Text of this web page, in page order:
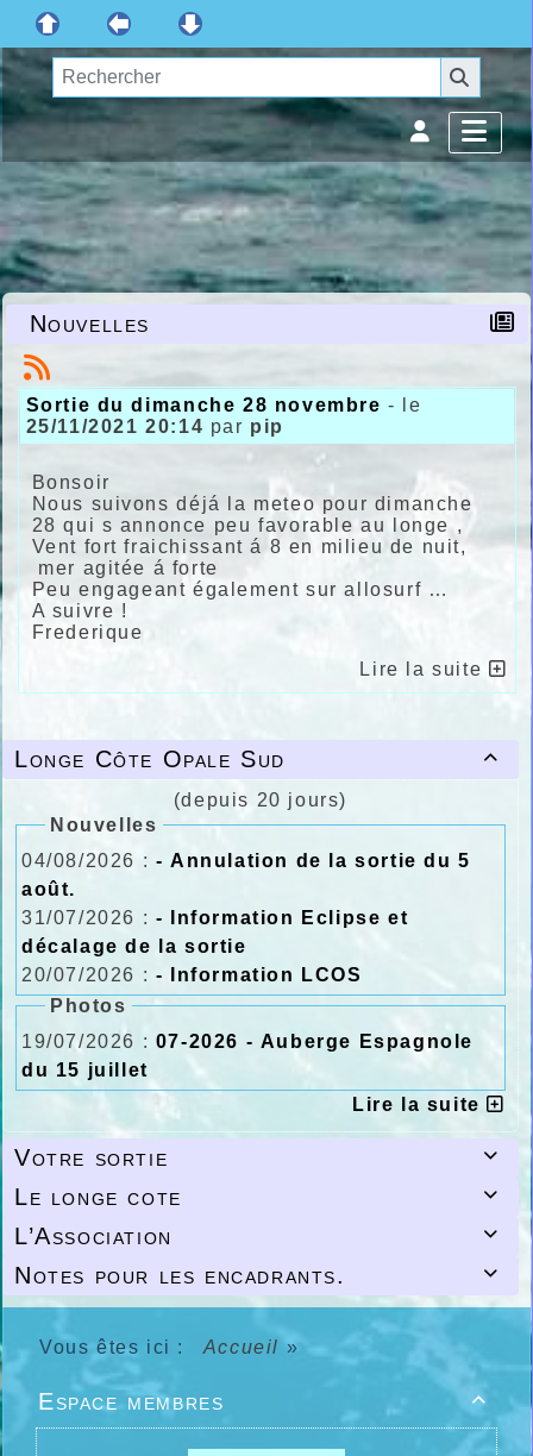

Longe Côte Opale Sud
(depuis 20 jours)
Nouvelles
04/08/2026 : - Annulation de la sortie du 5
août.
31/07/2026 : - Information Eclipse et
décalage de la sortie
20/07/2026 : - Information LCOS
Photos
19/07/2026 : 07-2026 - Auberge Espagnole
du 15 juillet
Lire la suite

Votre sortie

Le longe cote

L’Association

Notes pour les encadrants.
Nouvelles
Sortie du dimanche 28 novembre- le
25/11/2021 20:14 par pip
Bonsoir
Nous suivons déjá la meteo pour dimanche
28 qui s annonce peu favorable au longe ,
Vent fort fraichissant á 8 en milieu de nuit,
mer agitée á forte
Peu engageant également sur allosurf …
A suivre !
Frederique
Lire la suite
Vous êtes ici : Accueil »

Espace membres